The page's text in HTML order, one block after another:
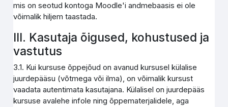
mis on seotud kontoga Moodle'i andmebaasis ei ole
võimalik hiljem taastada.
III. Kasutaja õigused, kohustused ja
vastutus
3.1. Kui kursuse õppejõud on avanud kursusel külalise
juurdepääsu (võtmega või ilma), on võimalik kursust
vaadata autentimata kasutajana. Külalisel on juurdepääs
kursuse avalehe infole ning õppematerjalidele, aga